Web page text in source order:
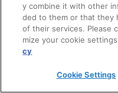
ログイン
建築・設計関係者様向け
ユーザー登録サービス
y combine it with other
ded to them or that they
of their services. Please
mize your cookie
cy
Cookie Settings